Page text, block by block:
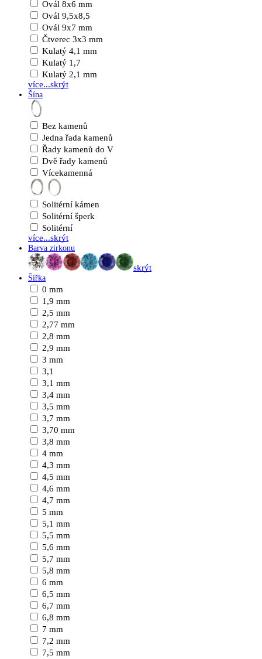
Ovál 8x6 mm
Ovál 9,5x8,5
Ovál 9x7 mm
Čtverec 3x3 mm
Kulatý 4,1 mm
Kulatý 1,7
Kulatý 2,1 mm
více...skrýt
Šína
Bez kamenů
Jedna řada kamenů
Řady kamenů do V
Dvě řady kamenů
Vícekamenná
Solitérní kámen
Solitérní šperk
Solitérní
více...skrýt
Barva zirkonu
skrýt
Šířka
0 mm
1,9 mm
2,5 mm
2,77 mm
2,8 mm
2,9 mm
3 mm
3,1
3,1 mm
3,4 mm
3,5 mm
3,7 mm
3,70 mm
3,8 mm
4 mm
4,3 mm
4,5 mm
4,6 mm
4,7 mm
5 mm
5,1 mm
5,5 mm
5,6 mm
5,7 mm
5,8 mm
6 mm
6,5 mm
6,7 mm
6,8 mm
7 mm
7,2 mm
7,5 mm